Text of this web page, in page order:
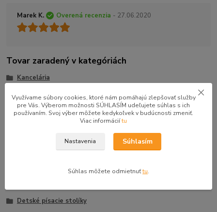
Marek K. Overená recenzia - 27.06.2020
Tovar zaradený v kategóriách
Kancelária
Detská a študentská izba
Drevona
Študentské izby
Písacie a pc stoly
Detské písacie stolíky
Využívame súbory cookies, ktoré nám pomáhajú zlepšovať služby
pre Vás. Výberom možnosti SÚHLASÍM udeľujete súhlas s ich
používaním. Svoj výber môžete kedykoľvek v budúcnosti zmeniť.
Viac informáciítu
Nastavenia Súhlasím
Súhlas môžete odmietnuťtu.